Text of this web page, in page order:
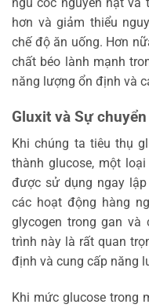
hơn và giảm thiểu
chế độ ăn uống. Hơn
chất béo lành mạnh
năng lượng ổn định và
Gluxit và Sự
Khi chúng ta tiêu thụ
thành glucose, một
được sử dụng ngay
các hoạt động hàng
glycogen trong gan và
trình này là rất quan
định và cung cấp năng
Khi mức glucose trong